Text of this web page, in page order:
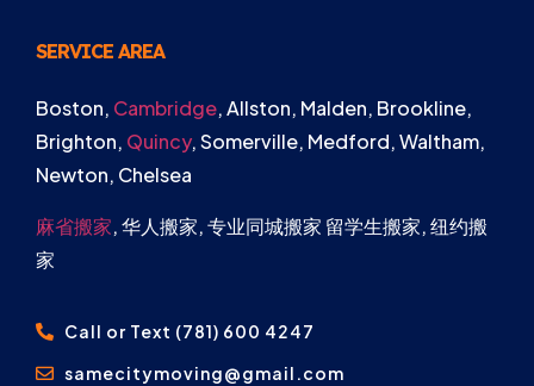
SERVICE AREA
Boston, Cambridge, Allston, Malden, Brookline,
Brighton, Quincy, Somerville, Medford, Waltham,
Newton, Chelsea
麻省搬家, 华人搬家, 专业同城搬家 留学生搬家, 纽约搬
家
Call or Text (781) 600 4247
samecitymoving@gmail.com